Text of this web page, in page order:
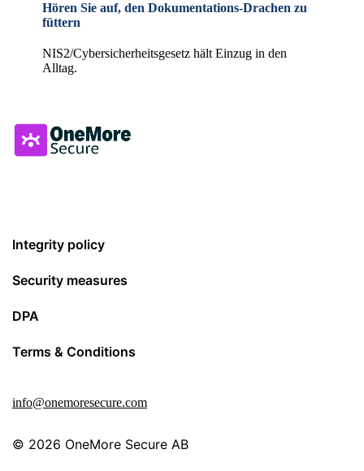
Hören Sie auf, den Dokumentations-Drachen zu
füttern
NIS2/Cybersicherheitsgesetz hält Einzug in den
Alltag.
info@onemoresecure.com
Integrity policy
Security measures
DPA
Terms & Conditions
© 2026 OneMore Secure AB